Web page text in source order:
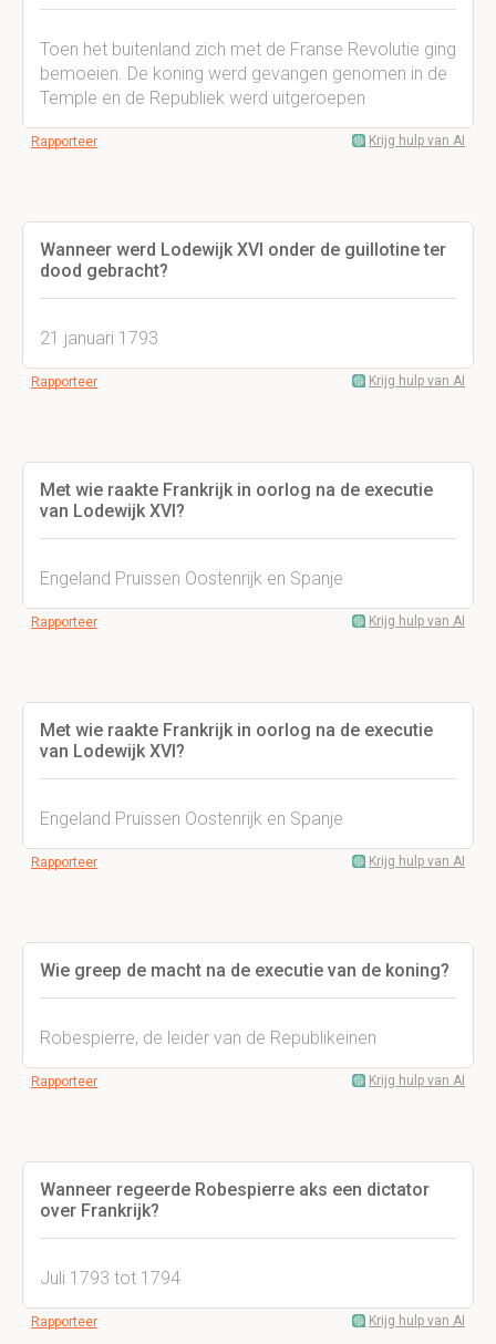
Toen het buitenland zich met de Franse Revolutie ging
bemoeien. De koning werd gevangen genomen in de
Temple en de Republiek werd uitgeroepen
Rapporteer Krijg hulp van AI
Wanneer werd Lodewijk XVI onder de guillotine ter
dood gebracht?
21 januari 1793
Rapporteer Krijg hulp van AI
Met wie raakte Frankrijk in oorlog na de executie
van Lodewijk XVI?
Engeland Pruissen Oostenrijk en Spanje
Rapporteer Krijg hulp van AI
Met wie raakte Frankrijk in oorlog na de executie
van Lodewijk XVI?
Engeland Pruissen Oostenrijk en Spanje
Rapporteer Krijg hulp van AI
Wie greep de macht na de executie van de koning?
Robespierre, de leider van de Republikeinen
Rapporteer Krijg hulp van AI
Wanneer regeerde Robespierre aks een dictator
over Frankrijk?
Juli 1793 tot 1794
Rapporteer Krijg hulp van AI